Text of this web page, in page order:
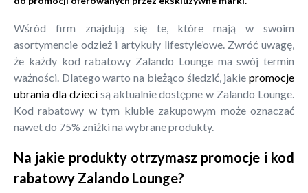
Wśród firm znajdują się te, które mają w swoim
asortymencie odzież i artykuły lifestyle’owe. Zwróć uwagę,
że każdy kod rabatowy Zalando Lounge ma swój termin
ważności. Dlatego warto na bieżąco śledzić, jakie promocje
ubrania dla dziecisą aktualnie dostępne w Zalando Lounge.
Kod rabatowy w tym klubie zakupowym może oznaczać
nawet do 75% zniżki na wybrane produkty.
Na jakie produkty otrzymasz promocje i kod
rabatowy Zalando Lounge?